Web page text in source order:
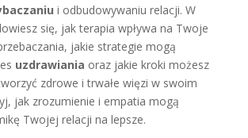
i odbudowywaniu relacji. W
się, jak terapia wpływa na Twoje
jakie strategie mogą
uzdrawiania oraz jakie kroki możesz
zdrowe i trwałe więzi w swoim
jak zrozumienie i empatia mogą
Twojej relacji na lepsze.